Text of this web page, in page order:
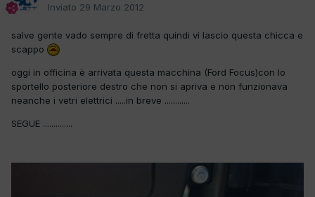
Inviato 29 Marzo 2012
salve gente vado sempre di fretta quindi vi lascio questa chicca e
scappo
oggi in officina è arrivata questa macchina (Ford Focus)con lo
sportello posteriore destro che non si apriva e non funzionava
neanche i vetri elettrici .....in breve ............
SEGUE ..............